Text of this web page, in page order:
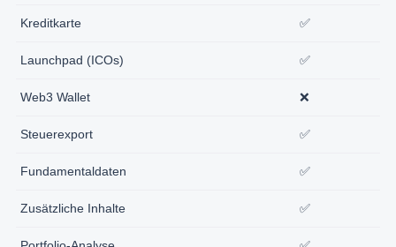
Kreditkarte ✅
Launchpad (ICOs) ✅
Web3 Wallet ❌
Steuerexport ✅
Fundamentaldaten ✅
Zusätzliche Inhalte ✅